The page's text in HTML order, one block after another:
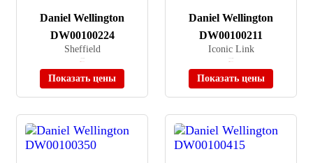
Daniel Wellington
DW00100224
Sheffield
Показать цены
Daniel Wellington
DW00100211
Iconic Link
Показать цены